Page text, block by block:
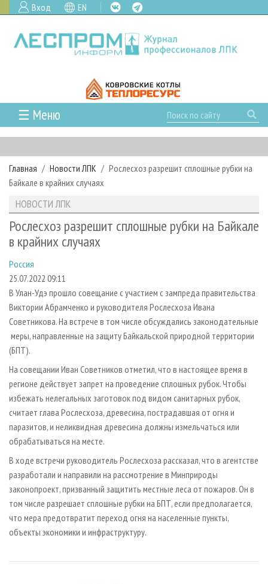
Вход EN
☰ Меню
ГЛАВНАЯ
РУБРИКИ И ТЕМЫ
РУБРИКИ ЖУРНАЛА
ЛЕСОЗАГОТОВКА
ЛЕСОПИЛЕНИЕ
СУШКА ДРЕВЕСИНЫ
ПРОИЗВОДСТВО ДРЕВЕСНЫХ ПЛИТ
ДЕРЕВЯННОЕ ДОМОСТРОЕНИЕ
ПРОИЗВОДСТВО МЕБЕЛИ
БИОЭНЕРГЕТИКА
ЦБП
ИНСТРУМЕНТ И МАТЕРИАЛЫ
НОВОСТИ
НОВОСТИ ЛПК
НОВОСТИ ЖУРНАЛА
ПРОЕКТЫ ЛПИ
АНАЛИТИКА
ПРЕДПРИЯТИЯ ЛПК
ПЕРСОНЫ
МОБИЛЬНЫЕ ВЫСТАВКИ
ОФИЦИАЛЬНЫЕ ДЕЛЕГАЦИИ
ПРИОРИТЕТНЫЕ ИНВЕСТПРОЕКТЫ
RUSSIAN FORESTRY REVIEW
ГАЗЕТА ЛЕСПРОМФОРУМ
БИБЛИОТЕКА СПЕЦИАЛИСТА
АРХИВ ЖУРНАЛОВ
О ЖУРНАЛЕ
КОНТАКТЫ
РЕКЛАМОДАТЕЛЯМ
РЕКЛАМА
РЕКЛАМА НА САЙТЕ
Главная Новости ЛПК
Рослесхоз разрешит сплошные рубки на
Байкале в крайних случаях
НОВОСТИ ЛПК
Рослесхоз разрешит сплошные рубки на Байкале
в крайних случаях
Россия
25.07.2022 09:11
В Улан-Удэ прошло совещание с участием с зампреда правительства
Виктории Абрамченко и руководителя Рослесхоза Ивана
Советникова. На встрече в том числе обсуждались законодательные
меры, направленные на защиту Байкальской природной территории
(БПТ).
На совещании Иван Советников отметил, что в настоящее время в
регионе действует запрет на проведение сплошных рубок. Чтобы
избежать нелегальных заготовок под видом санитарных рубок,
считает глава Рослесхоза, древесина, пострадавшая от огня и
паразитов, и неликвидная древесина должны измельчаться или
обрабатываться на месте.
В ходе встречи руководитель Рослесхоза рассказал, что в агентстве
разработали и направили на рассмотрение в Минприроды
законопроект, призванный защитить местные леса от пожаров. Он в
том числе разрешает сплошные рубки на БПТ, если предполагается,
что мера предотвратит переход огня на населенные пункты,
объекты экономики и инфраструктуру.